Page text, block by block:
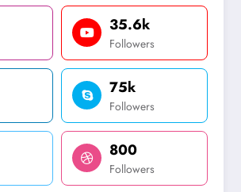
35.6k
Followers
75k
Followers
800
Followers